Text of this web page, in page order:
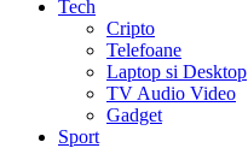
Tech
Cripto
Telefoane
Laptop si Desktop
TV Audio Video
Gadget
Sport